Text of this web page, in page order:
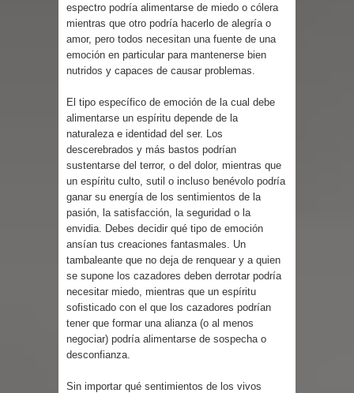
espectro podría alimentarse de miedo o cólera
mientras que otro podría hacerlo de alegría o
amor, pero todos necesitan una fuente de una
emoción en particular para mantenerse bien
nutridos y capaces de causar problemas.
El tipo específico de emoción de la cual debe
alimentarse un espíritu depende de la
naturaleza e identidad del ser. Los
descerebrados y más bastos podrían
sustentarse del terror, o del dolor, mientras que
un espíritu culto, sutil o incluso benévolo podría
ganar su energía de los sentimientos de la
pasión, la satisfacción, la seguridad o la
envidia. Debes decidir qué tipo de emoción
ansían tus creaciones fantasmales. Un
tambaleante que no deja de renquear y a quien
se supone los cazadores deben derrotar podría
necesitar miedo, mientras que un espíritu
sofisticado con el que los cazadores podrían
tener que formar una alianza (o al menos
negociar) podría alimentarse de sospecha o
desconfianza.
Sin importar qué sentimientos de los vivos